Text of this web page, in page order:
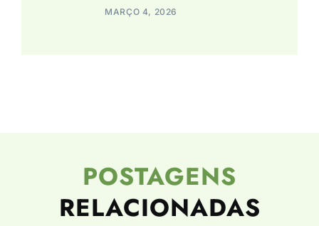
MARÇO 4, 2026
POSTAGENS
RELACIONADAS